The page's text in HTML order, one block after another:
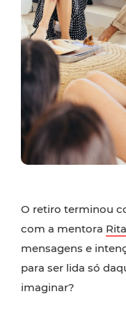
O retiro terminou
com a mentora
mensagens e
para ser lida só
imaginar?